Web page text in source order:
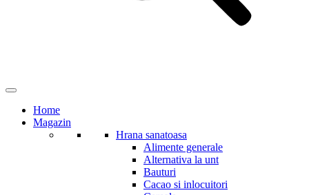
Home
Magazin
Hrana sanatoasa
Alimente generale
Alternativa la unt
Bauturi
Cacao si inlocuitori